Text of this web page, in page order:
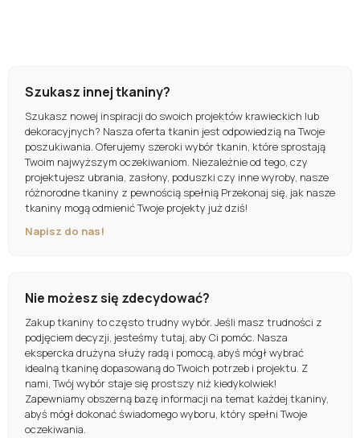
Szukasz innej tkaniny?
Szukasz nowej inspiracji do swoich projektów krawieckich lub
dekoracyjnych? Nasza oferta tkanin jest odpowiedzią na Twoje
poszukiwania. Oferujemy szeroki wybór tkanin, które sprostają
Twoim najwyższym oczekiwaniom. Niezależnie od tego, czy
projektujesz ubrania, zasłony, poduszki czy inne wyroby, nasze
różnorodne tkaniny z pewnością spełnią Przekonaj się, jak nasze
tkaniny mogą odmienić Twoje projekty już dziś!
Napisz do nas!
Nie możesz się zdecydować?
Zakup tkaniny to często trudny wybór. Jeśli masz trudności z
podjęciem decyzji, jesteśmy tutaj, aby Ci pomóc. Nasza
ekspercka drużyna służy radą i pomocą, abyś mógł wybrać
idealną tkaninę dopasowaną do Twoich potrzeb i projektu. Z
nami, Twój wybór staje się prostszy niż kiedykolwiek!
Zapewniamy obszerną bazę informacji na temat każdej tkaniny,
abyś mógł dokonać świadomego wyboru, który spełni Twoje
oczekiwania.